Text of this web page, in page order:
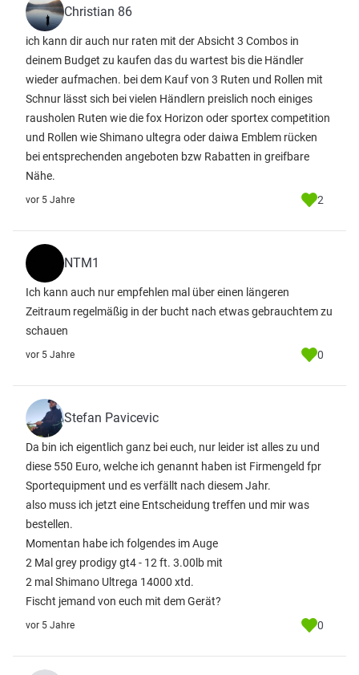
Christian 86
ich kann dir auch nur raten mit der Absicht 3 Combos in
deinem Budget zu kaufen das du wartest bis die Händler
wieder aufmachen. bei dem Kauf von 3 Ruten und Rollen mit
Schnur lässt sich bei vielen Händlern preislich noch einiges
rausholen Ruten wie die fox Horizon oder sportex competition
und Rollen wie Shimano ultegra oder daiwa Emblem rücken
bei entsprechenden angeboten bzw Rabatten in greifbare
Nähe.
vor 5 Jahre 2
NTM1
Ich kann auch nur empfehlen mal über einen längeren
Zeitraum regelmäßig in der bucht nach etwas gebrauchtem zu
schauen
vor 5 Jahre 0
Stefan Pavicevic
Da bin ich eigentlich ganz bei euch, nur leider ist alles zu und
diese 550 Euro, welche ich genannt haben ist Firmengeld fpr
Sportequipment und es verfällt nach diesem Jahr.
also muss ich jetzt eine Entscheidung treffen und mir was
bestellen.
Momentan habe ich folgendes im Auge
2 Mal grey prodigy gt4 - 12 ft. 3.00lb mit
2 mal Shimano Ultrega 14000 xtd.
Fischt jemand von euch mit dem Gerät?
vor 5 Jahre 0